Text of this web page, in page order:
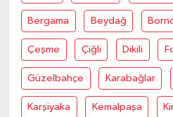
Bergama Beydağ
Çeşme Çiğli Dikili
Güzelbahçe Karabağlar
Karşiyaka Kemalpaşa